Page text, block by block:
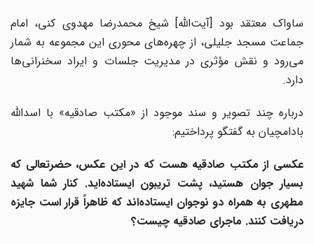
ساواک معتقد بود [آیت‌الله] شیخ محمدرضا مهدوی کنی، امام
جماعت مسجد جلیلی، از چهره‌های محوری این مجموعه به شمار
می‌رود و نقش مؤثری در مدیریت جلسات و ایراد سخنرانی‌ها
دارد.
درباره چند تصویر و سند موجود از «مکتب صادقیه» با اسدالله
بادامچیان به گفتگو پرداختیم:
عکسی از مکتب صادقیه هست که در این عکس، حضرتعالی که
بسیار جوان هستید، پشت تریبون ایستاده‌اید. کنار شما شهید
مطهری به همراه دو نوجوان ایستاده‌اند که ظاهراً قرار است جایزه
دریافت کنند. ماجرای صادقیه چیست؟